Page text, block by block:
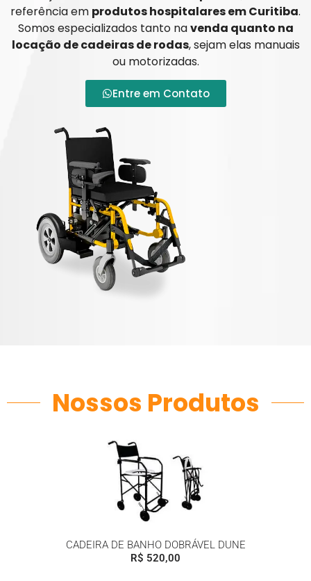
referência em produtos hospitalares em Curitiba.
Somos especializados tanto navenda quanto na
locação de cadeiras de rodas, sejam elas manuais
ou motorizadas.
Entre em Contato
Nossos Produtos
CADEIRA DE BANHO DOBRÁVEL DUNE
R$ 520,00